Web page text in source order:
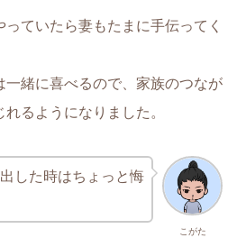
ていたら妻もたまに手伝ってく
一緒に喜べるので、家族のつなが
るようになりました。
こがた
した時はちょっと悔